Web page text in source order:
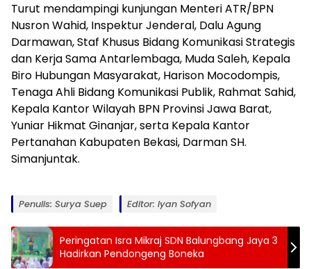
Turut mendampingi kunjungan Menteri ATR/BPN
Nusron Wahid, Inspektur Jenderal, Dalu Agung
Darmawan, Staf Khusus Bidang Komunikasi Strategis
dan Kerja Sama Antarlembaga, Muda Saleh, Kepala
Biro Hubungan Masyarakat, Harison Mocodompis,
Tenaga Ahli Bidang Komunikasi Publik, Rahmat Sahid,
Kepala Kantor Wilayah BPN Provinsi Jawa Barat,
Yuniar Hikmat Ginanjar, serta Kepala Kantor
Pertanahan Kabupaten Bekasi, Darman SH.
Simanjuntak.
Penulis: Surya Suep Editor: Iyan Sofyan
Peringatan Isra Mikraj SDN Balungbang Jaya 3
Hadirkan Pendongeng Boneka